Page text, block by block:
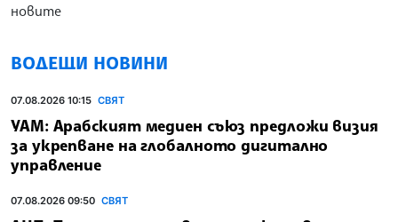
новите
ВОДЕЩИ НОВИНИ
07.08.2026 10:15 СВЯТ
УАМ: Арабският медиен съюз предложи визия
за укрепване на глобалното дигитално
управление
07.08.2026 09:50 СВЯТ